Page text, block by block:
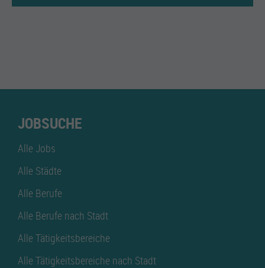
JOBSUCHE
Alle Jobs
Alle Städte
Alle Berufe
Alle Berufe nach Stadt
Alle Tätigkeitsbereiche
Alle Tätigkeitsbereiche nach Stadt